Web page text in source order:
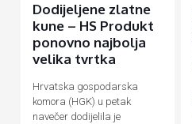
Dodijeljene zlatne
kune – HS Produkt
ponovno najbolja
velika tvrtka
Hrvatska gospodarska
komora (HGK) u petak
navečer dodijelila je